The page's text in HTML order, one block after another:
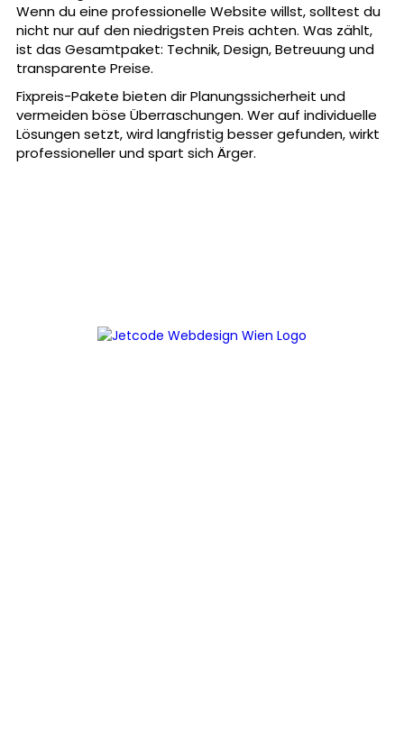
Wenn du eine professionelle Website willst, solltest du
nicht nur auf den niedrigsten Preis achten. Was zählt,
ist das Gesamtpaket: Technik, Design, Betreuung und
transparente Preise.
Fixpreis-Pakete bieten dir Planungssicherheit und
vermeiden böse Überraschungen. Wer auf individuelle
Lösungen setzt, wird langfristig besser gefunden, wirkt
professioneller und spart sich Ärger.